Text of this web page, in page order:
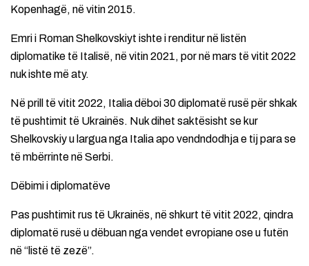
Kopenhagë, në vitin 2015.
Emri i Roman Shelkovskiyt ishte i renditur në listën
diplomatike të Italisë, në vitin 2021, por në mars të vitit 2022
nuk ishte më aty.
Në prill të vitit 2022, Italia dëboi 30 diplomatë rusë për shkak
të pushtimit të Ukrainës. Nuk dihet saktësisht se kur
Shelkovskiy u largua nga Italia apo vendndodhja e tij para se
të mbërrinte në Serbi.
Dëbimi i diplomatëve
Pas pushtimit rus të Ukrainës, në shkurt të vitit 2022, qindra
diplomatë rusë u dëbuan nga vendet evropiane ose u futën
në “listë të zezë”.